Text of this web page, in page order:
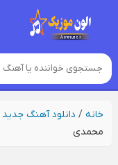
خانه/ دانلود آهنگ جدید
محمدی